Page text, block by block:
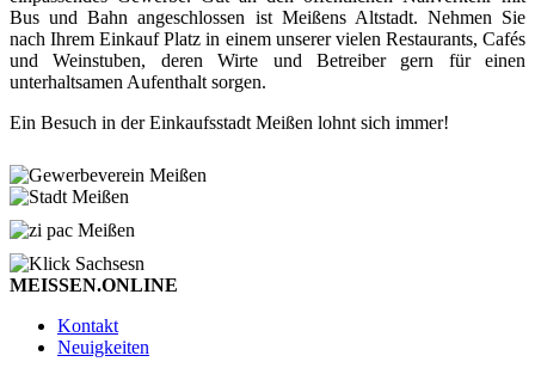
Bus und Bahn angeschlossen ist Meißens Altstadt. Nehmen Sie
nach Ihrem Einkauf Platz in einem unserer vielen Restaurants, Cafés
und Weinstuben, deren Wirte und Betreiber gern für einen
unterhaltsamen Aufenthalt sorgen.
Ein Besuch in der Einkaufsstadt Meißen lohnt sich immer!
MEISSEN.ONLINE
Kontakt
Neuigkeiten